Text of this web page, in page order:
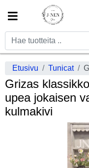
Etusivu Tunicat
Grizas
upea jokaisen
kulmakivi